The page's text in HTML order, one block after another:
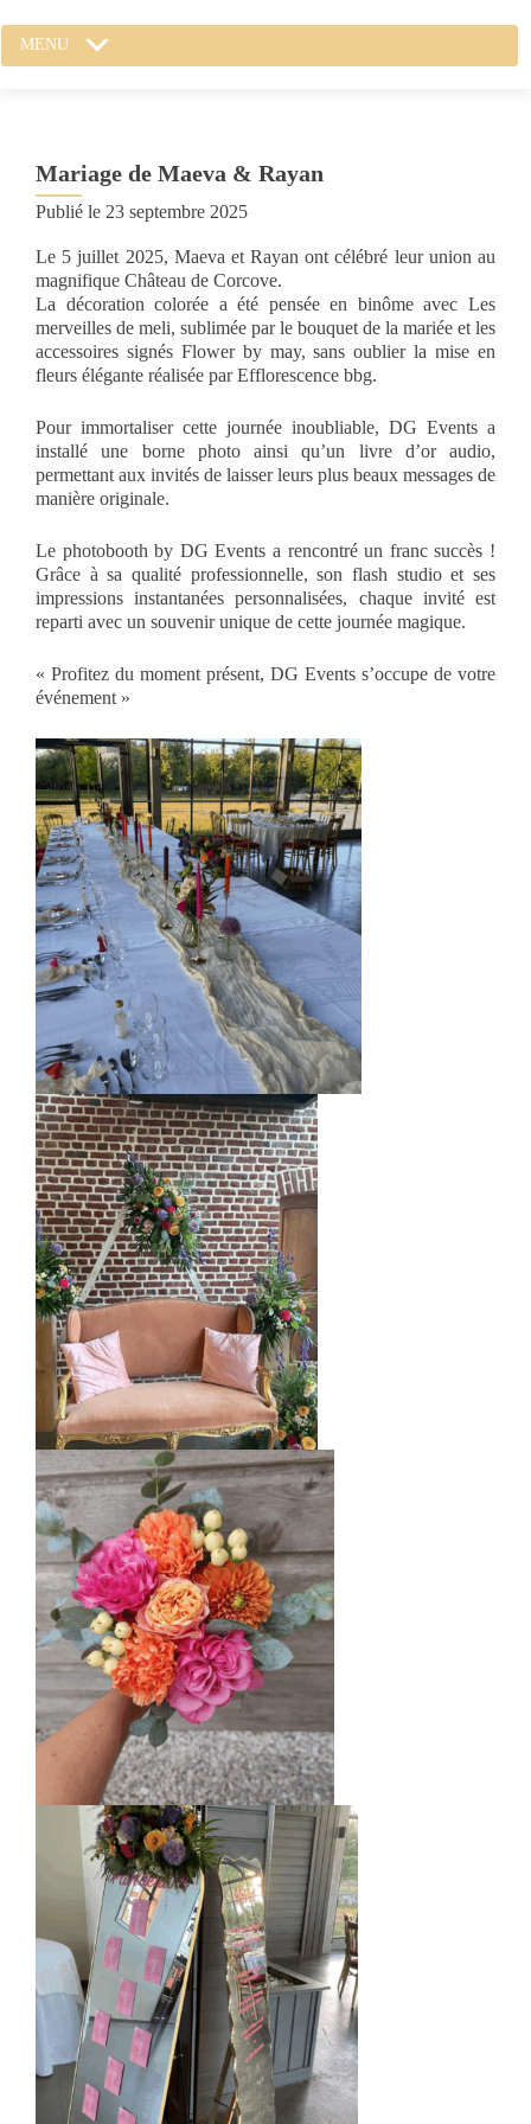
MENU
Mariage de Maeva & Rayan
Publié le 23 septembre 2025
Le 5 juillet 2025, Maeva et Rayan ont célébré leur union au
magnifique Château de Corcove.
La décoration colorée a été pensée en binôme avec Les
merveilles de meli, sublimée par le bouquet de la mariée et les
accessoires signés Flower by may, sans oublier la mise en
fleurs élégante réalisée par Efflorescence bbg.
Pour immortaliser cette journée inoubliable, DG Events a
installé une borne photo ainsi qu’un livre d’or audio,
permettant aux invités de laisser leurs plus beaux messages de
manière originale.
Le photobooth by DG Events a rencontré un franc succès !
Grâce à sa qualité professionnelle, son flash studio et ses
impressions instantanées personnalisées, chaque invité est
reparti avec un souvenir unique de cette journée magique.
« Profitez du moment présent, DG Events s’occupe de votre
événement »